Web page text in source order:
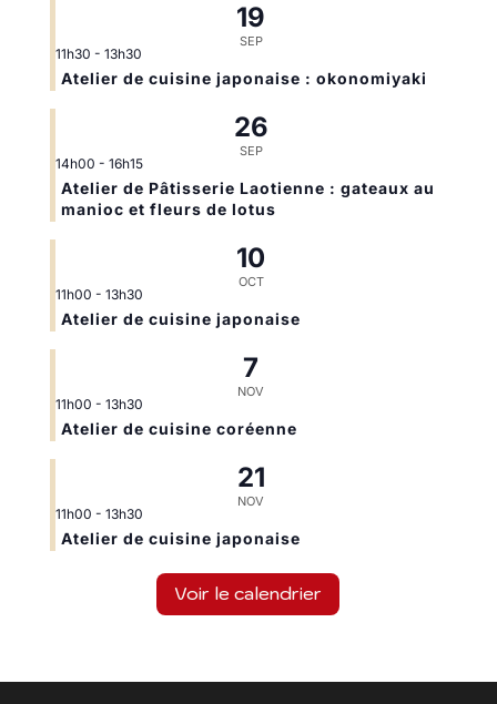
19
SEP
11h30 - 13h30
Atelier de cuisine japonaise : okonomiyaki
26
SEP
14h00 - 16h15
Atelier de Pâtisserie Laotienne : gateaux au
manioc et fleurs de lotus
10
OCT
11h00 - 13h30
Atelier de cuisine japonaise
7
NOV
11h00 - 13h30
Atelier de cuisine coréenne
21
NOV
11h00 - 13h30
Atelier de cuisine japonaise
Voir le calendrier